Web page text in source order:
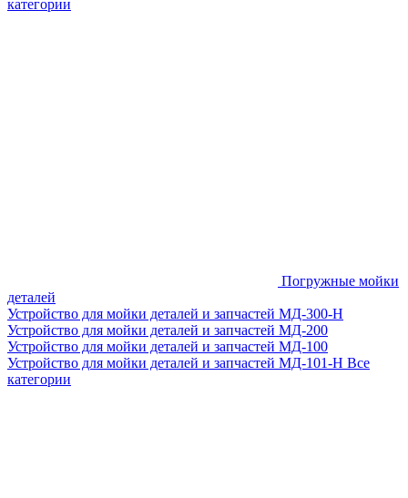
категории
Погружные мойки
деталей
Устройство для мойки деталей и запчастей МД-300-H
Устройство для мойки деталей и запчастей МД-200
Устройство для мойки деталей и запчастей МД-100
Устройство для мойки деталей и запчастей МД-101-Н Все
категории